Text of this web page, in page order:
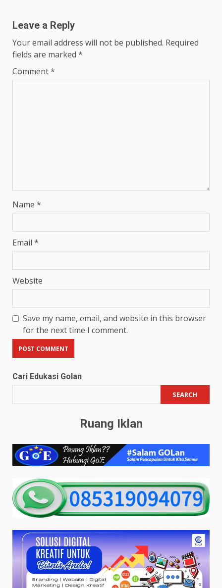
Leave a Reply
Your email address will not be published. Required
fields are marked *
Comment*
Name *
Email *
Website
Save my name, email, and website in this browser
for the next time I comment.
Cari Edukasi Golan
SEARCH
Ruang Iklan